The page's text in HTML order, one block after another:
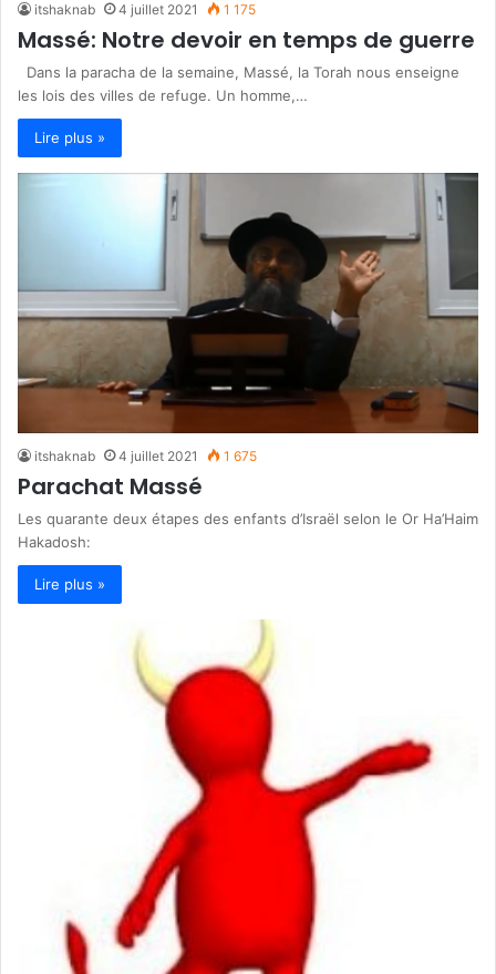
itshaknab 4 juillet 2021 1 175
Massé: Notre devoir en temps de guerre
Dans la paracha de la semaine, Massé, la Torah nous enseigne
les lois des villes de refuge. Un homme,…
Lire plus »
itshaknab 4 juillet 2021 1 675
Parachat Massé
Les quarante deux étapes des enfants d’Israël selon le Or Ha’Haim
Hakadosh:
Lire plus »